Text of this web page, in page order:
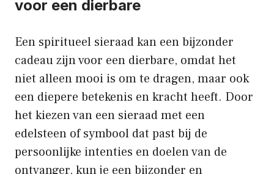
voor een dierbare
Een spiritueel sieraad kan een bijzonder
cadeau zijn voor een dierbare, omdat het
niet alleen mooi is om te dragen, maar ook
een diepere betekenis en kracht heeft. Door
het kiezen van een sieraad met een
edelsteen of symbool dat past bij de
persoonlijke intenties en doelen van de
ontvanger, kun je een bijzonder en